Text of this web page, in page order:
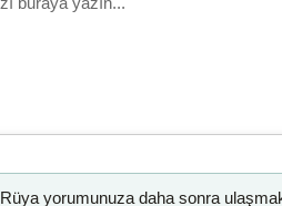
Rüya yorumunuza daha sonra